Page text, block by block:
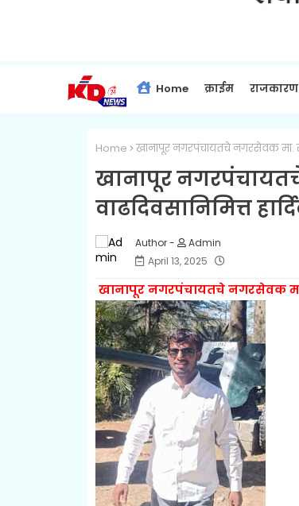
Home क्राईम राजकारण
Home खानापूर नगरपंचायतचे नगरसेवक मा.
खानापूर
वाढदिवसानिमित्त
Admin
April 13, 2025
खानापूर नगरपंचायतचे नगरसेवक मा.